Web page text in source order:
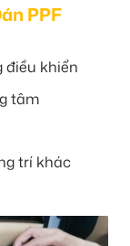
PPF
điều khiển
tâm
trí khác